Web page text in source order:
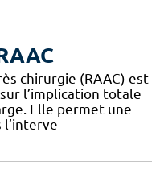
chirurgie (RAAC) est
l’implication totale
Elle permet une
l’interve